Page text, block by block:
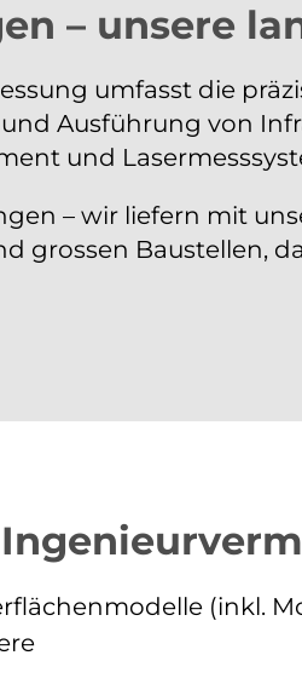
– unsere
umfasst die
Ausführung von
und
– wir liefern mit
grossen Baustellen,
(inkl.